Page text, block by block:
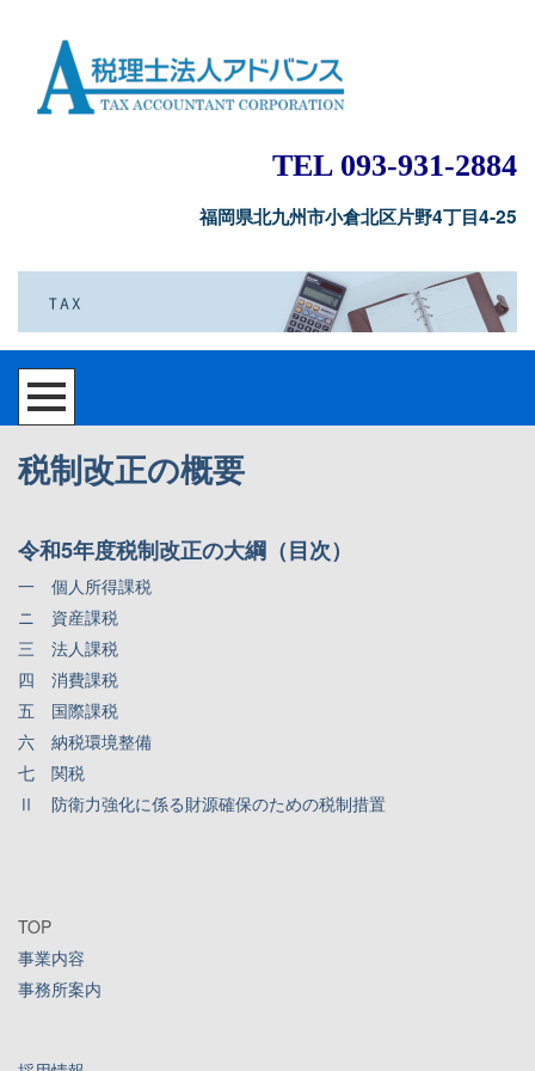
TEL 093-931-2884
福岡県北九州市小倉北区片野4丁目4-25
税制改正の概要
令和5年度税制改正の大綱（目次）
一 個人所得課税
ニ 資産課税
三 法人課税
四 消費課税
五 国際課税
六 納税環境整備
七 関税
Ⅱ 防衛力強化に係る財源確保のための税制措置
TOP
事業内容
事務所案内